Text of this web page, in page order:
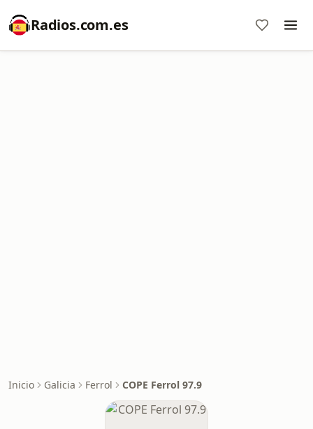
Radios.com.es
Inicio Galicia Ferrol COPE Ferrol 97.9